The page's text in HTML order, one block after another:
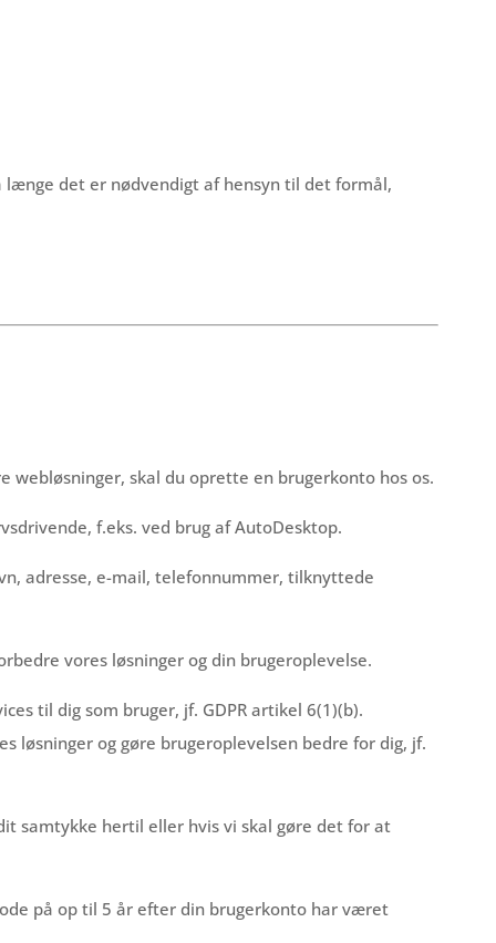
længe det er nødvendigt af hensyn til det formål,
webløsninger, skal du oprette en brugerkonto hos os.
f.eks. ved brug af AutoDesktop.
adresse, e-mail, telefonnummer, tilknyttede
vores løsninger og din brugeroplevelse.
til dig som bruger, jf. GDPR artikel 6(1)(b).
løsninger og gøre brugeroplevelsen bedre for dig, jf.
samtykke hertil eller hvis vi skal gøre det for at
på op til 5 år efter din brugerkonto har været